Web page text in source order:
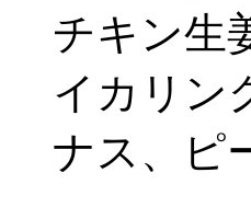
チキン生
イカリン
ナス、ピ